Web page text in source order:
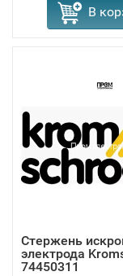
В
Стержень
электрода
74450311